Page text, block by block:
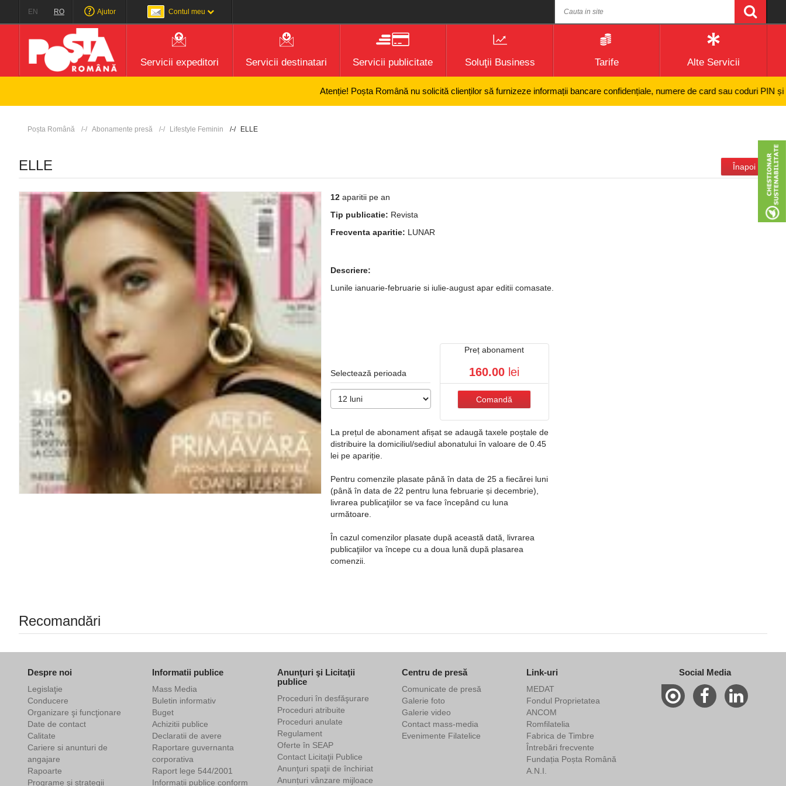
EN RO Ajutor Contul meu
Servicii expeditori Servicii destinatari Servicii publicitate Soluţii Business Tarife Alte Servicii
Atenție! Poșta Română nu solicită clienților să furnizeze informații bancare confidențiale, numere de card sau coduri PIN și nici
Poșta Română Abonamente presă Lifestyle Feminin ELLE
ELLE Înapoi
12 aparitii pe an
Tip publicatie: Revista
Frecventa aparitie: LUNAR
Descriere:
Lunile ianuarie-februarie si iulie-august apar editii comasate.
Selectează perioada
Preț abonament
160.00lei
Comandă
La prețul de abonament afișat se adaugă taxele poștale de
distribuire la domiciliul/sediul abonatului în valoare de 0.45
lei pe apariție.
Pentru comenzile plasate până în data de 25 a fiecărei luni
(până în data de 22 pentru luna februarie și decembrie),
livrarea publicaţiilor se va face începând cu luna
următoare.
În cazul comenzilor plasate după această dată, livrarea
publicaţiilor va începe cu a doua lună după plasarea
comenzii.
Recomandări
Despre noi
Legislaţie
Conducere
Organizare şi funcţionare
Date de contact
Calitate
Cariere si anunturi de
angajare
Rapoarte
Programe şi strategii
Informatii publice
Mass Media
Buletin informativ
Buget
Achizitii publice
Declaratii de avere
Raportare guvernanta
corporativa
Raport lege 544/2001
Informații publice conform
Anunţuri şi Licitaţii
publice
Proceduri în desfăşurare
Proceduri atribuite
Proceduri anulate
Regulament
Oferte în SEAP
Contact Licitaţii Publice
Anunţuri spaţii de închiriat
Anunțuri vânzare mijloace
Centru de presă
Comunicate de presă
Galerie foto
Galerie video
Contact mass-media
Evenimente Filatelice
Link-uri
MEDAT
Fondul Proprietatea
ANCOM
Romfilatelia
Fabrica de Timbre
Întrebări frecvente
Fundația Poșta Română
A.N.I.
Social Media